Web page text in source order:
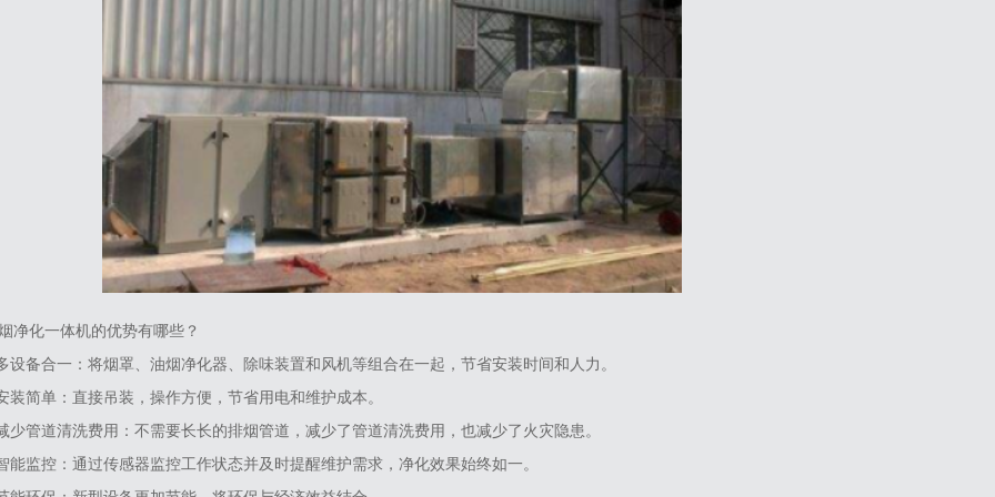
净化一体机的优势有哪些？
设备合一‌：将烟罩、油烟净化器、除味装置和风机等组合在一起，节省安装时间和人力‌。
装简单‌：直接吊装，操作方便，节省用电和维护成本‌。
少管道清洗费用‌：不需要长长的排烟管道，减少了管道清洗费用，也减少了火灾隐患‌。
能监控‌：通过传感器监控工作状态并及时提醒维护需求，净化效果始终如一‌。